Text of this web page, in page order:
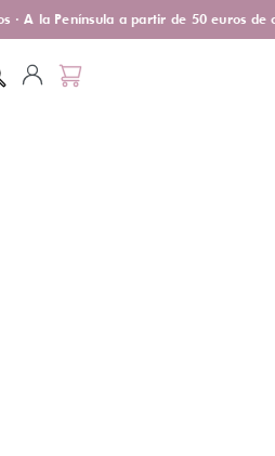
· A la Península a partir de 50 euros de